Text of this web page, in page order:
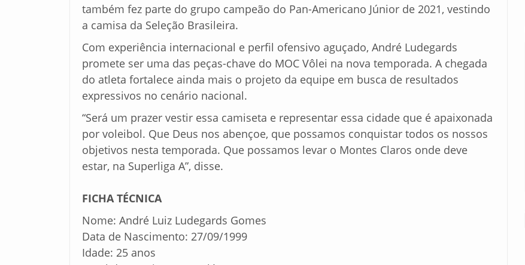
também fez parte do grupo campeão do Pan-Americano Júnior de 2021, vestindo
a camisa da Seleção Brasileira.
Com experiência internacional e perfil ofensivo aguçado, André Ludegards
promete ser uma das peças-chave do MOC Vôlei na nova temporada. A chegada
do atleta fortalece ainda mais o projeto da equipe em busca de resultados
expressivos no cenário nacional.
“Será um prazer vestir essa camiseta e representar essa cidade que é apaixonada
por voleibol. Que Deus nos abençoe, que possamos conquistar todos os nossos
objetivos nesta temporada. Que possamos levar o Montes Claros onde deve
estar, na Superliga A”, disse.
FICHA TÉCNICA
Nome: André Luiz Ludegards Gomes
Data de Nascimento: 27/09/1999
Idade: 25 anos